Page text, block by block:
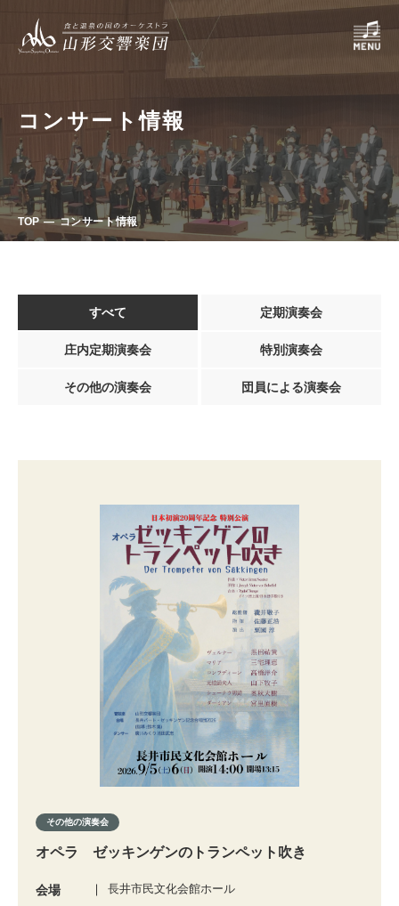
コンサート情報
TOP コンサート情報
すべて 定期演奏会
庄内定期演奏会 特別演奏会
その他の演奏会 団員による演奏会
その他の演奏会
オペラ ゼッキンゲンのトランペット吹き
会場 長井市民文化会館ホール